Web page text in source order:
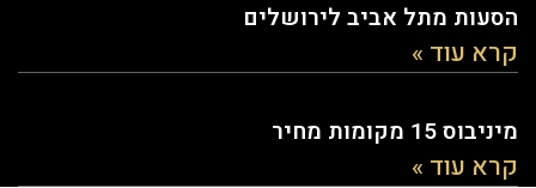
הסעות מתל אביב לירושלים
קרא עוד »
מיניבוס 15 מקומות מחיר
קרא עוד »